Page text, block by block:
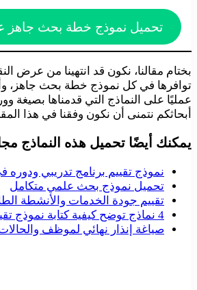
تحميل نموذج خطة بحث جاهز
بختام مقالنا، نكون قد انتهينا من عرض
توافرها في كل نموذج خطة بحث جاهز،
عمليًا على النماذج التي قدمناها بصيغة
أبحاثكم نتمنى أن نكون وفقنا في هذا
يمكنك أيضًا تحميل هذه النماذج
نموذج تقييم برنامج تدريبي ودوره
تحميل نموذج بحث علمي متكامل
تقييم جودة الخدمات والأنشطة
4 نماذج توضح كيفية كتابة نموذج تقييم الأداء الوظيفي pdf
صياغة إنذار نهائي لموظف والحالات